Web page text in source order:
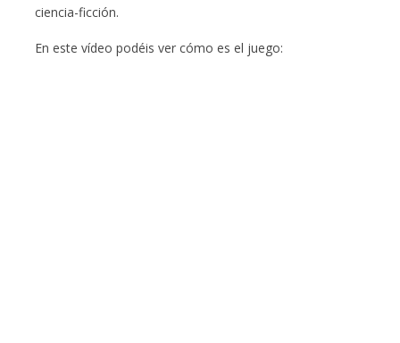
ciencia-ficción.
En este vídeo podéis ver cómo es el juego: